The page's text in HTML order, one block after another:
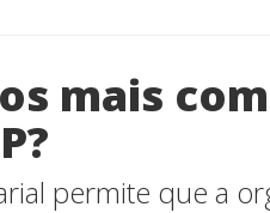
mais
permite que a